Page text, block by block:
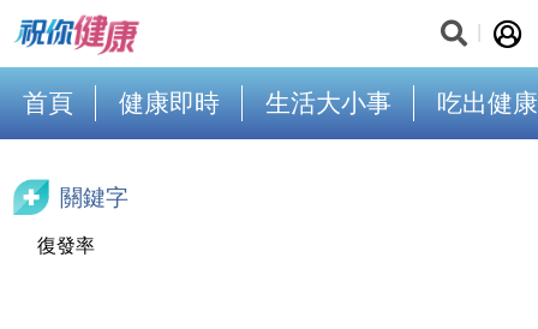
首頁 健康即時 生活大小事 吃出健康
關鍵字
復發率